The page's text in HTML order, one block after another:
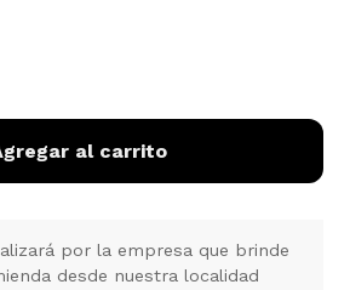
al carrito
por la empresa que brinde
desde nuestra localidad